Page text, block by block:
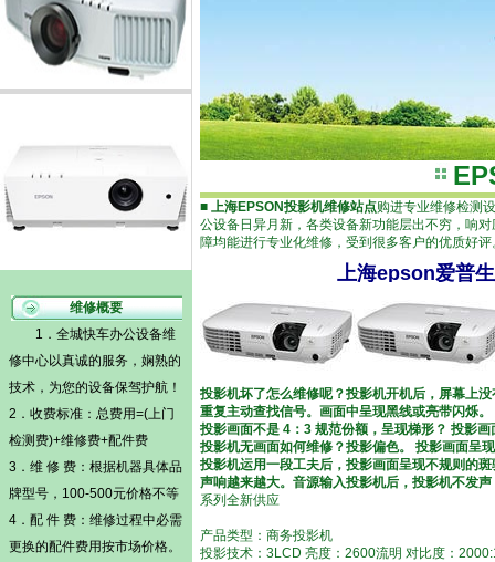
维修概要
1．全城快车办公设备维
修中心以真诚的服务，娴熟的
技术，为您的设备保驾护航！
2．收费标准：总费用=(上门
检测费)+维修费+配件费
3．维 修 费：根据机器具体品
牌型号，100-500元价格不等
4．配 件 费：维修过程中必需
更换的配件费用按市场价格。
■ 上海EPSON投影机维修站点购进专业维修检测
公设备日异月新，各类设备新功能层出不穷，响
障均能进行专业化维修，受到很多客户的优质好评
上海epson爱普
投影机坏了怎么维修呢？投影机开机后，屏幕上
重复主动查找信号。画面中呈现黑线或亮带闪烁
投影画面不是 4：3 规范份额，呈现梯形？ 投影
投影机无画面如何维修？投影偏色。 投影画面呈
投影机运用一段工夫后，投影画面呈现不规则的
声响越来越大。音源输入投影机后，投影机不发
系列全新供应
产品类型：商务投影机
投影技术：3LCD 亮度：2600流明 对比度：